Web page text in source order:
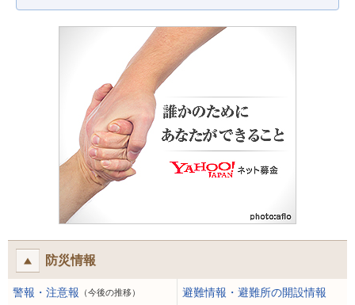
防災情報
警報・注意報 （今後の推移） 避難情報・避難所の開設情報